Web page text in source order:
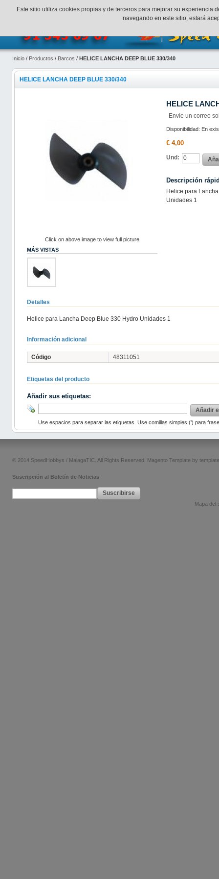
¡Bienvenidos a SpeedHobbys! Mi cuenta Finalizar
Inicio / Productos / Barcos / HELICE LANCHA DEEP BLUE 330/340
HELICE LANCHA DEEP BLUE 330/340
HELICE
Envíe un correo
Disponibilidad: En
€ 4,00
Und:
Descripción
Helice para
Unidades 1
Click on above image to view full picture
MÁS VISTAS
Detalles
Helice para Lancha Deep Blue 330 Hydro Unidades 1
Información adicional
Código 48311051
Etiquetas del producto
Añadir sus etiquetas:
Añadir
Use espacios para separar las etiquetas. Use comillas simples (') para
© 2014 SpeedHobbys / MalagaTIC. All Rights Reserved. Magento Template by
Suscripción al Boletín de Noticias
Suscribirse
Mapa del
Este sitio utiliza cookies propias y de terceros para mejorar su
navegando en este sitio, estará